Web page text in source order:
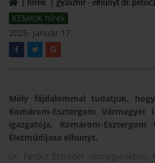
hírek gyászhír - elhunyt dr.
KEMKIK hírek
2025. január 17.
Mély fájdalommal tudatjuk,
Komárom-Esztergom Vármegyei
igazgatója, Komárom-Esztergom
Életműdíjasa elhunyt.
Dr. Petőcz Erzsébet